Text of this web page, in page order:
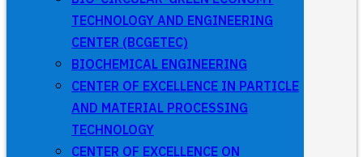
TECHNOLOGY AND ENGINEERING
CENTER (BCGETEC)
BIOCHEMICAL ENGINEERING
CENTER OF EXCELLENCE IN PARTICLE
AND MATERIAL PROCESSING
TECHNOLOGY
CENTER OF EXCELLENCE ON